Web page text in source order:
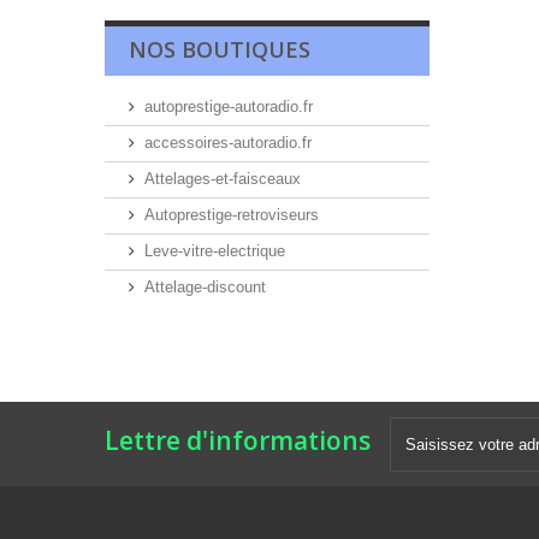
NOS BOUTIQUES
autoprestige-autoradio.fr
accessoires-autoradio.fr
Attelages-et-faisceaux
Autoprestige-retroviseurs
Leve-vitre-electrique
Attelage-discount
Lettre d'informations